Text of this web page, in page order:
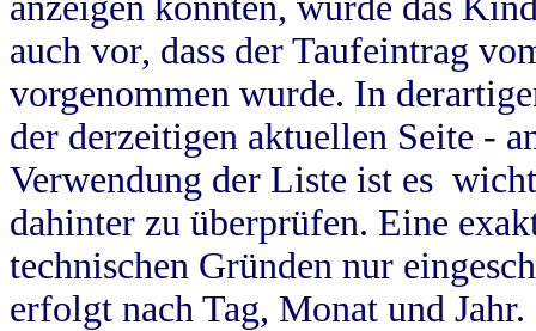
auch vor, dass der Taufeintrag
vorgenommen wurde. In
der derzeitigen aktuellen Seite -
Verwendung der Liste ist es
dahinter zu überprüfen. Eine
technischen Gründen nur
erfolgt nach Tag, Monat und Jahr.